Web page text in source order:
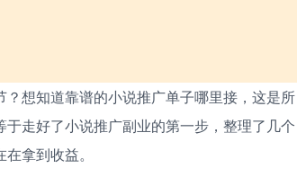
想知道靠谱的小说推广单子哪里接，这是所
走好了小说推广副业的第一步，整理了几个
拿到收益。